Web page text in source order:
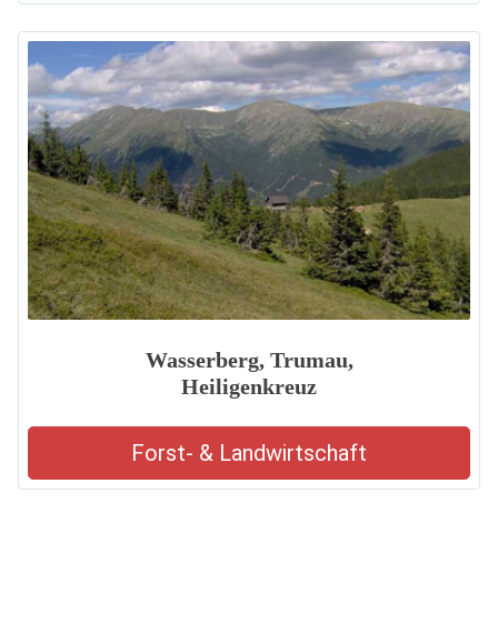
Wasserberg, Trumau,
Heiligenkreuz
Forst- & Landwirtschaft